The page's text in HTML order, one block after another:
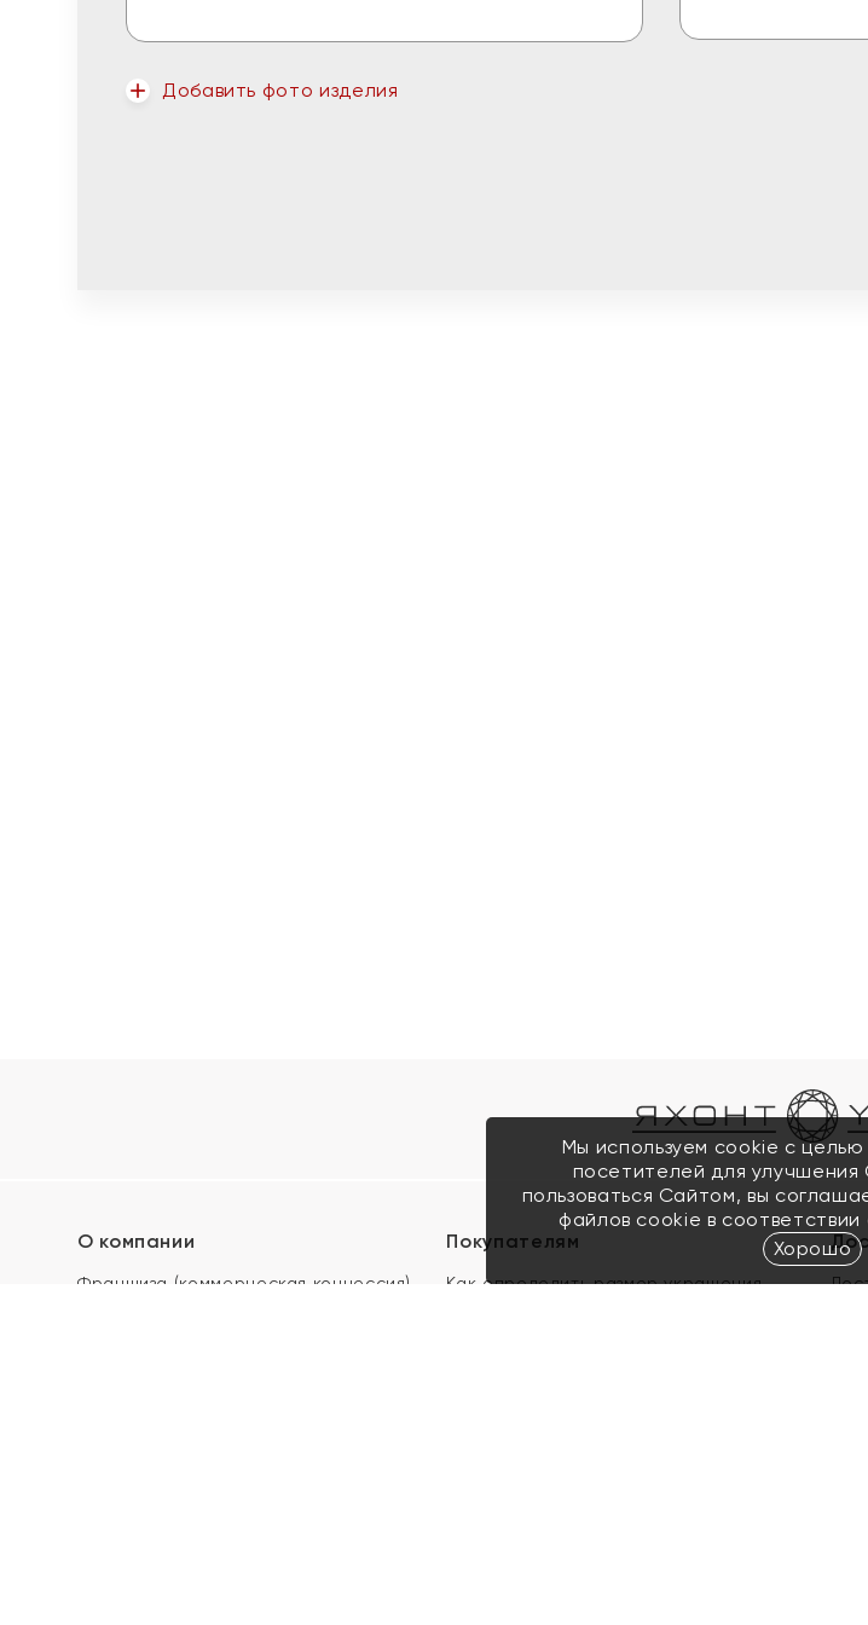
Добавить фото изделия
О компании
Франшиза (коммерческая концессия)
Покупателям
Как определить размер украшения
Мы используем cookie с
посетителей для
пользоваться Сайтом, вы
файлов cookie в
Хорошо